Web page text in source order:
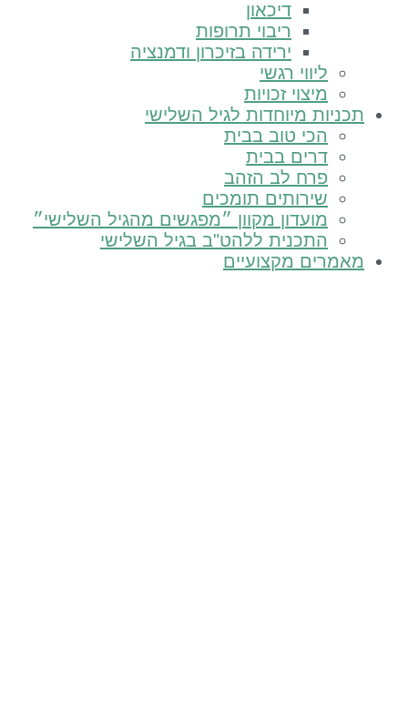
ריבוי תרופות
ירידה בזיכרון ודמנציה
ליווי רגשי
מיצוי זכויות
מיוחדות לגיל השלישי
הכי טוב בבית
דרים בבית
פרח לב הזהב
שירותים תומכים
מועדון מקוון ״מפגשים מהגיל השלישי״
התכנית ללהט"ב בגיל השלישי
מקצועיים